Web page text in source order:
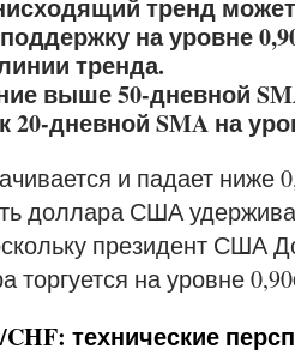
тренд
на уровне
тренда.
выше 50-дневной
20-дневной SMA на
и падает ниже
доллара США
президент США
торгуется на уровне
CHF: технические